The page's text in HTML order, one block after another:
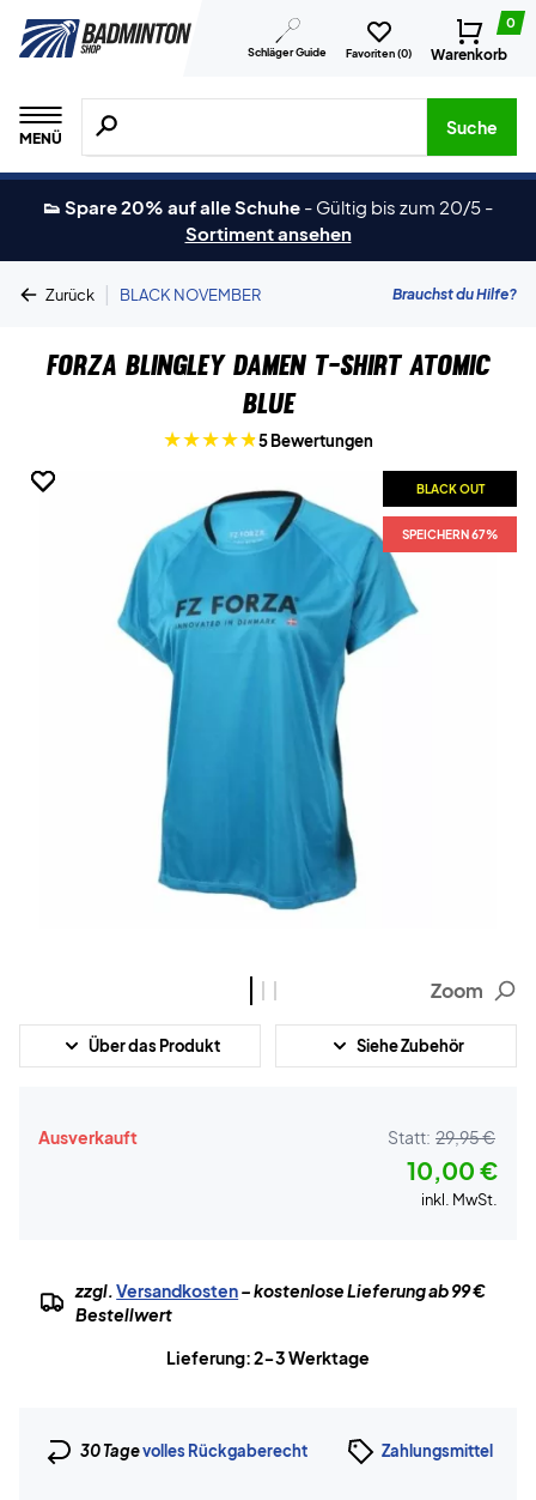
Schläger Guide Favoriten (0)
0
Warenkorb
MENÜ
Suche nach Produkten, Marken usw.
Suche
👟 Spare 20% auf alle Schuhe - Gültig bis zum 20/5 -
Sortiment ansehen
Zurück | BLACK NOVEMBER Brauchst du Hilfe?
Forza Blingley Damen T-shirt Atomic
Blue
5 Bewertungen
BLACK OUT
SPEICHERN 67%
BLACK OUT
SPEICHERN 67%
BLACK OUT
SPEICHERN 67%
Zoom
Über das Produkt Siehe Zubehör
Ausverkauft Statt: 29,95 €
10,00 €
inkl. MwSt.
zzgl.Versandkosten– kostenlose Lieferung ab 99 €
Bestellwert
Lieferung: 2-3 Werktage
30 Tagevolles Rückgaberecht Zahlungsmittel